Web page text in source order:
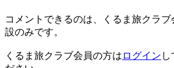
コメントできるのは、くるま旅クラ
設のみです。
くるま旅クラブ会員の方は ログイン し